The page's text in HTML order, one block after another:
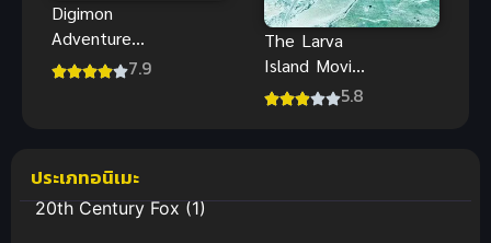
Digimon
Adventure
Our วอร์เกมส์
7.9
The Larva
Island Movie
ลาร์วาผจญภัย
5.8
ประเภทอนิเมะ
20th Century Fox(1)